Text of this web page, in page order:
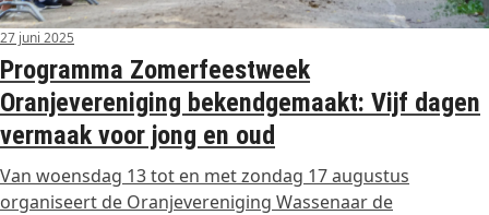
27 juni 2025
Programma Zomerfeestweek
Oranjevereniging bekendgemaakt: Vijf dagen
vermaak voor jong en oud
Van woensdag 13 tot en met zondag 17 augustus
organiseert de Oranjevereniging Wassenaar de